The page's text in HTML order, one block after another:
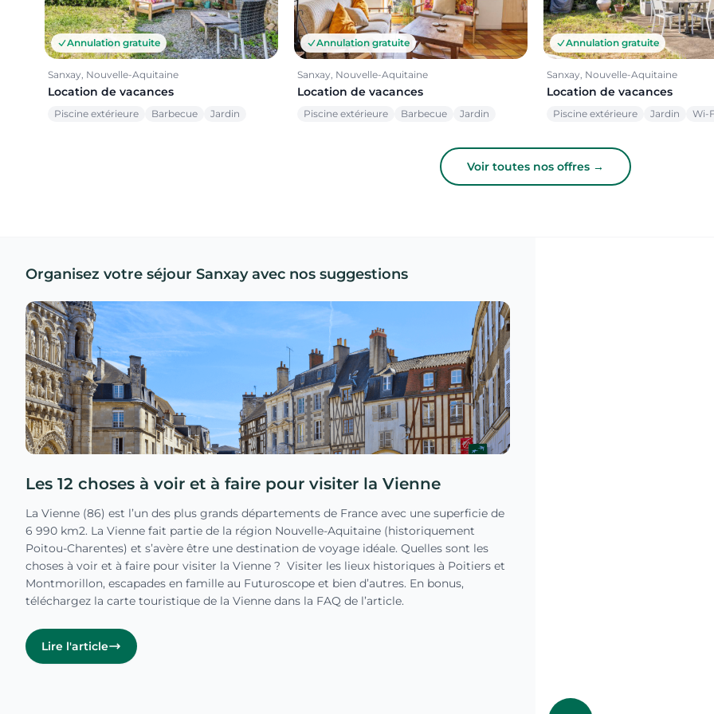
Annulation gratuite
Sanxay, Nouvelle-Aquitaine
Location de vacances
Piscine extérieure Barbecue Jardin
Annulation gratuite
Sanxay, Nouvelle-Aquitaine
Location de vacances
Piscine extérieure Barbecue Jardin
Annulation gratuite
Sanxay, Nouvelle-Aquitaine
Location de vacances
Piscine extérieure Jardin Wi-
Voir toutes nos offres →
Organisez votre séjour Sanxay avec nos suggestions
Les 12 choses à voir et à faire pour visiter la Vienne
La Vienne (86) est l’un des plus grands départements de France avec une superficie de
6 990 km2. La Vienne fait partie de la région Nouvelle-Aquitaine (historiquement
Poitou-Charentes) et s’avère être une destination de voyage idéale. Quelles sont les
choses à voir et à faire pour visiter la Vienne ? Visiter les lieux historiques à Poitiers et
Montmorillon, escapades en famille au Futuroscope et bien d’autres. En bonus,
téléchargez la carte touristique de la Vienne dans la FAQ de l’article.
Lire l'article